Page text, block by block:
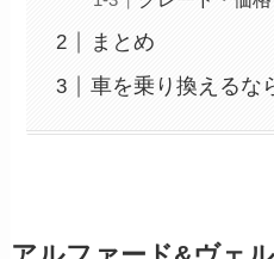
まとめ
車を乗り換えるな